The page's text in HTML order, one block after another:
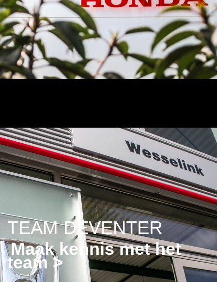
TEAM DEVENTER
Maak kennis met het
team >